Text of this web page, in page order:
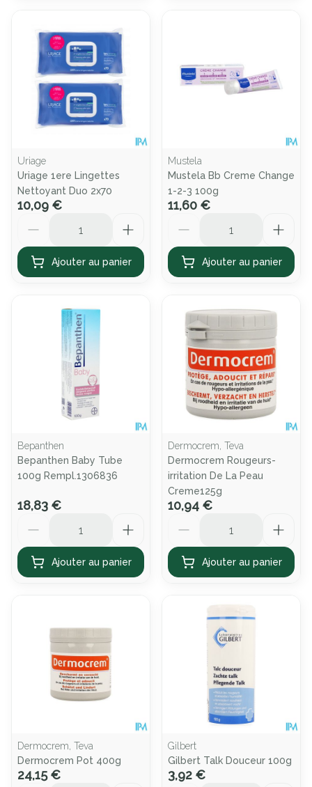
Uriage
Uriage 1ere Lingettes
Nettoyant Duo 2x70
10,09 €
Ajouter au panier
Mustela
Mustela Bb Creme Change
1-2-3 100g
11,60 €
Ajouter au panier
Bepanthen
Bepanthen Baby Tube
100g Rempl.1306836
18,83 €
Ajouter au panier
Dermocrem, Teva
Dermocrem Rougeurs-
irritation De La Peau
Creme125g
10,94 €
Ajouter au panier
Dermocrem, Teva
Dermocrem Pot 400g
24,15 €
Gilbert
Gilbert Talk Douceur 100g
3,92 €